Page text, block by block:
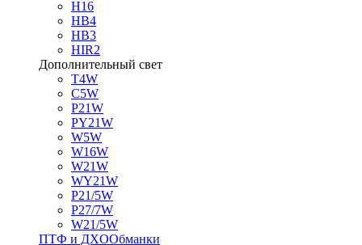
H16
HB4
HB3
HIR2
Дополнительный свет
T4W
C5W
P21W
PY21W
W5W
W16W
W21W
WY21W
P21/5W
P27/7W
W21/5W
ПТФ и ДXООбманки